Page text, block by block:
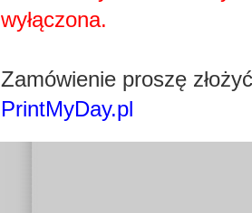
Edytuj
wyłączona.
Zamówienie proszę
PrintMyDay.pl